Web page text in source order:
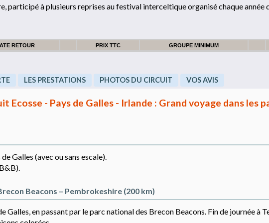
participé à plusieurs reprises au festival interceltique organisé chaque année
RETOUR PRIX TTC GROUPE MINIMUM
LES PRESTATIONS PHOTOS DU CIRCUIT VOS AVIS
- Pays de Galles - Irlande : Grand voyage dans les
Galles (avec ou sans escale).
Beacons – Pembrokeshire (200 km)
Galles, en passant par le parc national des Brecon Beacons. Fin de journée à